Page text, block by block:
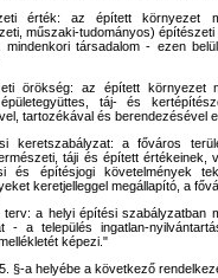
érték: az épített környezet
műszaki-tudományos)
mindenkori társadalom - ezen
örökség: az épített környezet
épületegyüttes, táj- és
tartozékával és berendezésével
keretszabályzat: a főváros
táji és épített értékeinek,
és építésjogi követelmények
keretjelleggel megállapító, a
a helyi építési szabályzatban
- a település ingatlan-
képezi."
§-a helyébe a következő